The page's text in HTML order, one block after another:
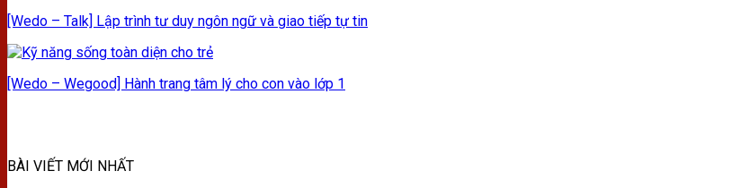
[Wedo – Talk] Lập trình tư duy ngôn ngữ và giao tiếp tự tin
[Wedo – Wegood] Hành trang tâm lý cho con vào lớp 1
BÀI VIẾT MỚI NHẤT